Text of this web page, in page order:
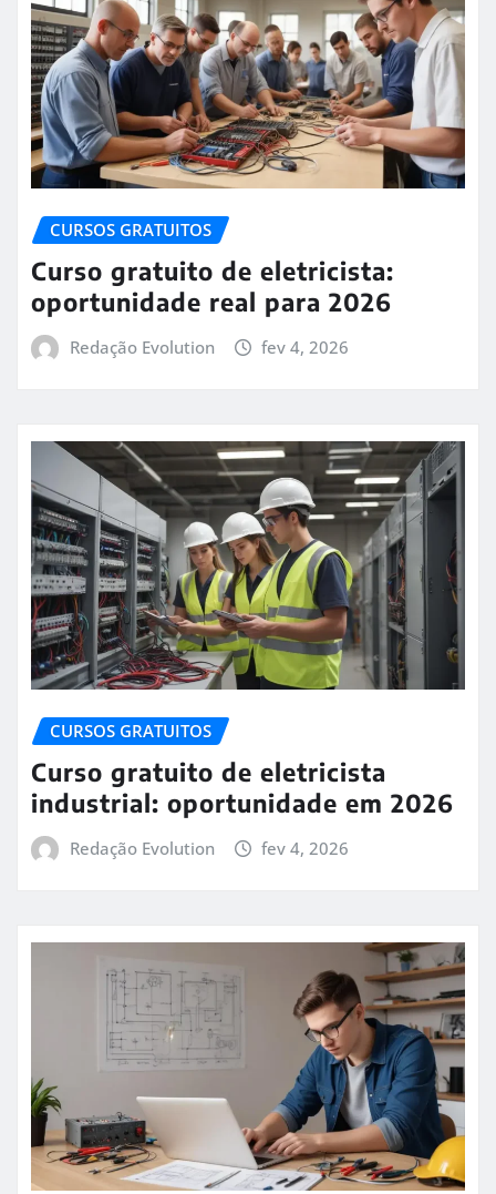
CURSOS GRATUITOS
Curso gratuito de eletricista:
oportunidade real para 2026
Redação Evolution fev 4, 2026
CURSOS GRATUITOS
Curso gratuito de eletricista
industrial: oportunidade em 2026
Redação Evolution fev 4, 2026